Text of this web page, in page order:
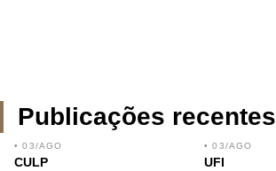
Publicações recentes
• 03/AGO
CULP
• 03/AGO
UFI